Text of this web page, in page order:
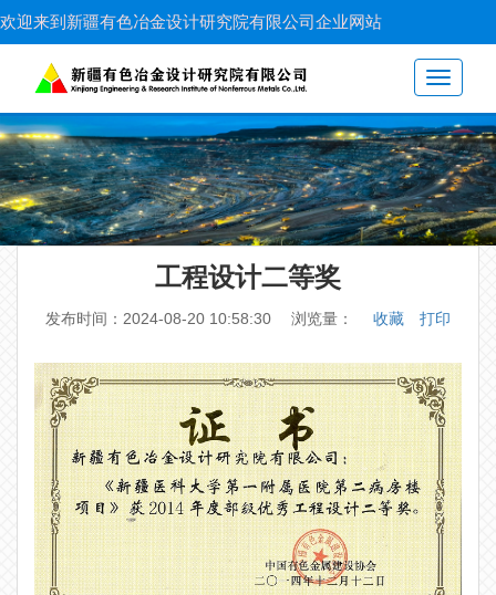
欢迎来到新疆有色冶金设计研究院有限公司企业网站
Toggle
工程设计二等奖
发布时间：2024-08-20 10:58:30 浏览量： 收藏 打印